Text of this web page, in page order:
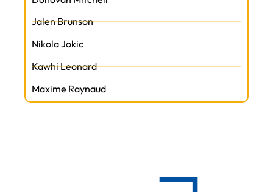
Jalen Brunson
Nikola Jokic
Kawhi Leonard
Maxime Raynaud